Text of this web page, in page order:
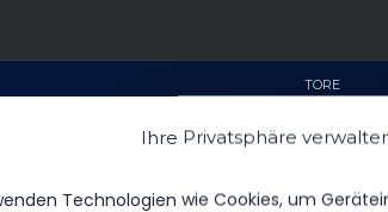
Ihre Privatsphäre
Technologien wie Cookies, um
TORE
0